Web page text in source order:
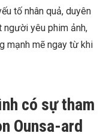
tố nhân quả, duyên
người yêu phim ảnh,
mạnh mẽ ngay từ khi
có sự tham
Ounsa-ard